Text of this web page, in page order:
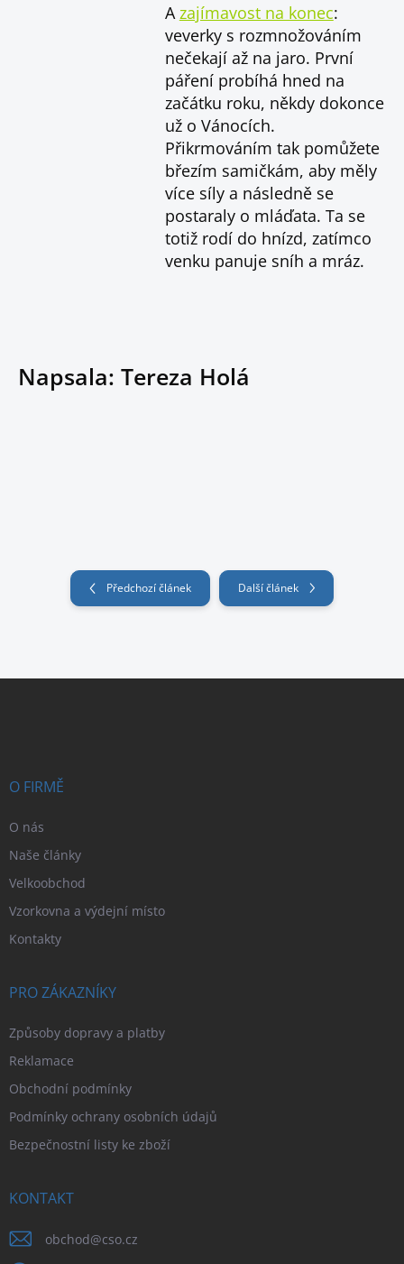
Azajímavost na konec:
veverky s rozmnožováním
nečekají až na jaro. První
páření probíhá hned na
začátku roku, někdy dokonce
už o Vánocích.
Přikrmováním tak pomůžete
březím samičkám, aby měly
více síly a následně se
postaraly o mláďata. Ta se
totiž rodí do hnízd, zatímco
venku panuje sníh a mráz.
Napsala: Tereza Holá
Předchozí článek Další článek
Z
O FIRMĚ
O nás
Naše články
Velkoobchod
Vzorkovna a výdejní místo
Kontakty
PRO ZÁKAZNÍKY
Způsoby dopravy a platby
Reklamace
Obchodní podmínky
Podmínky ochrany osobních údajů
Bezpečnostní listy ke zboží
KONTAKT
obchod@cso.cz